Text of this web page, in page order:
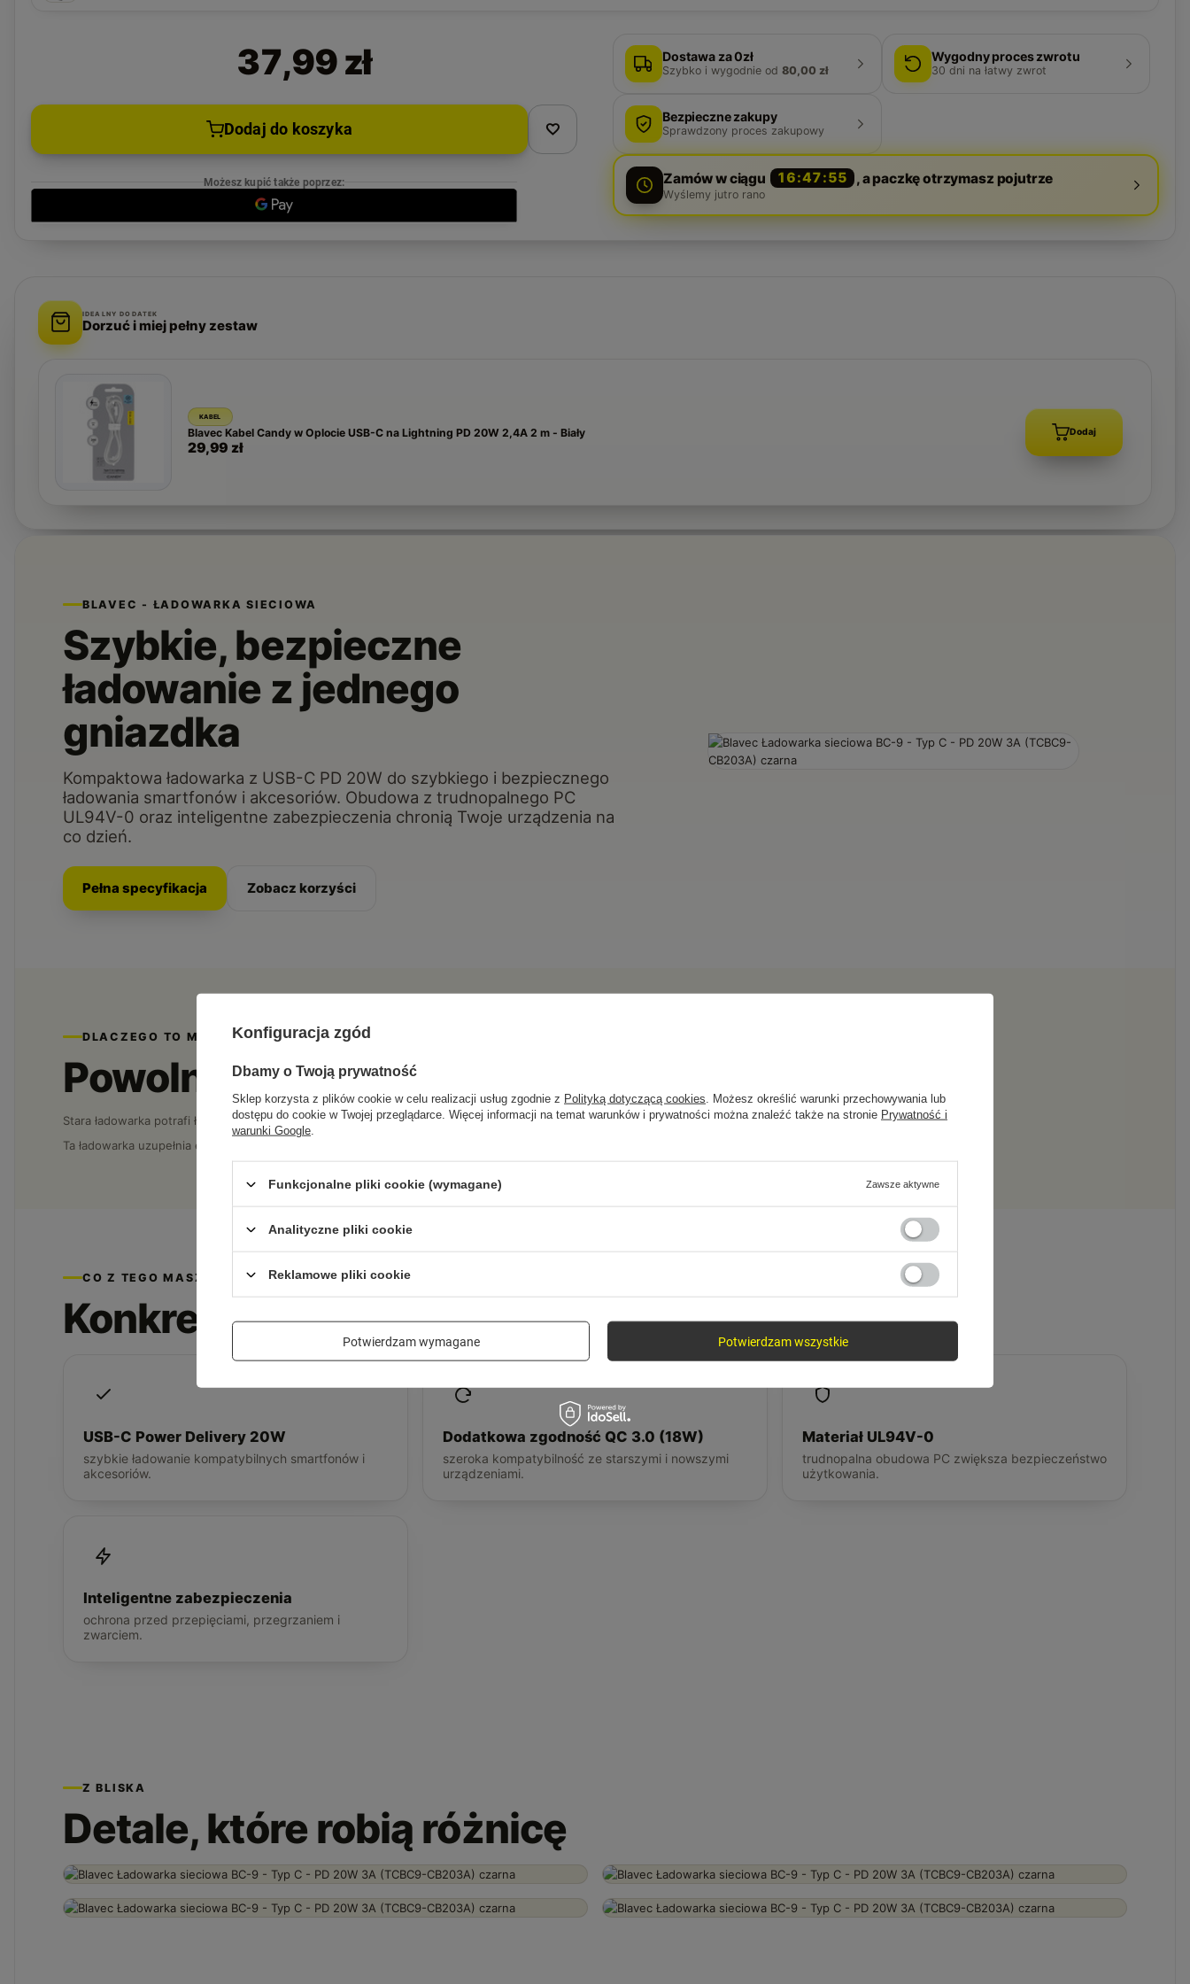
37,99 zł
Dodaj do koszyka
Możesz kupić także poprzez:
Dostawa za 0zł
Szybko i wygodnie od 80,00 zł
Wygodny proces zwrotu
30 dni na łatwy zwrot
Bezpieczne zakupy
Sprawdzony proces zakupowy
Zamów w ciągu 16:47:54 , a paczkę otrzymasz pojutrze
Wyślemy jutro rano
IDEALNY DODATEK
Dorzuć i miej pełny zestaw
KABEL
Blavec Kabel Candy w Oplocie USB-C na Lightning PD 20W 2,4A 2 m - Biały
29,99 zł
Dodaj
BLAVEC - ŁADOWARKA SIECIOWA
Szybkie, bezpieczne
ładowanie z jednego
gniazdka
Kompaktowa ładowarka z USB-C PD 20W do szybkiego i bezpiecznego
ładowania smartfonów i akcesoriów. Obudowa z trudnopalnego PC
UL94V-0 oraz inteligentne zabezpieczenia chronią Twoje urządzenia na
co dzień.
Pełna specyfikacja Zobacz korzyści
DLACZEGO TO MA ZNACZENIE
Powolne ładowanie to strata czasu
Stara ładowarka potrafi ładować telefon godzinami, a do tego grzać się bardziej, niż powinna.
Ta ładowarka uzupełnia energię szybko i z zabezpieczeniami, które chronią telefon. Podłączasz i masz pełną baterię szybciej, niż się spodziewasz.
CO Z TEGO MASZ
Konkretne korzyści, nie slogany
USB-C Power Delivery 20W
szybkie ładowanie kompatybilnych smartfonów i
akcesoriów.
Dodatkowa zgodność QC 3.0 (18W)
szeroka kompatybilność ze starszymi i nowszymi
urządzeniami.
Materiał UL94V-0
trudnopalna obudowa PC zwiększa bezpieczeństwo
użytkowania.
Inteligentne zabezpieczenia
ochrona przed przepięciami, przegrzaniem i
zwarciem.
Z BLISKA
Detale, które robią różnicę
Konfiguracja zgód
Dbamy o Twoją prywatność
Sklep korzysta z plików cookie w celu realizacji usług zgodnie z Polityką dotyczącą cookies . Możesz określić warunki przechowywania lub
dostępu do cookie w Twojej przeglądarce. Więcej informacji na temat warunków i prywatności można znaleźć także na stronie Prywatność i
warunki Google
Funkcjonalne pliki cookie (wymagane) Zawsze aktywne
Analityczne pliki cookie
Reklamowe pliki cookie
Potwierdzam wymagane Potwierdzam wszystkie